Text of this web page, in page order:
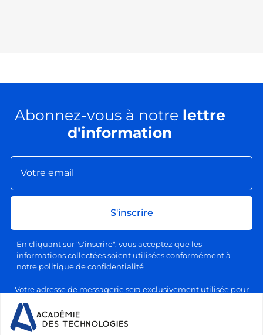
Abonnez-vous à notre lettre
d'information
S'inscrire
En cliquant sur "s'inscrire", vous acceptez que les
informations collectées soient utilisées conformément à
notre politique de confidentialité
Votre adresse de messagerie sera exclusivement utilisée pour
politique de confidentialité et de traitement des données
personnelles. Vous pourrez vous désabonner à tout moment en